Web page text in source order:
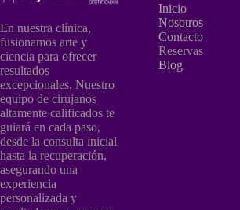
En nuestra clínica,
fusionamos arte y
ciencia para ofrecer
resultados
excepcionales. Nuestro
equipo de cirujanos
altamente calificados te
guiará en cada paso,
desde la consulta inicial
hasta la recuperación,
asegurando una
experiencia
personalizada y
Inicio
Nosotros
Contacto
Reservas
Blog